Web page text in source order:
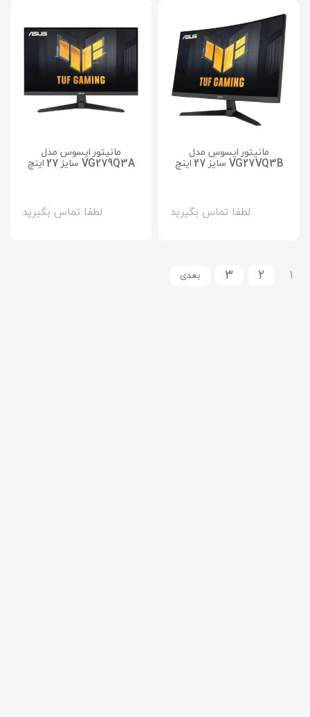
مانیتور ایسوس مدل
VG27VQ3B سایز 27 اینچ
لطفا تماس بگیرید
مانیتور ایسوس مدل
VG279Q3A سایز 27 اینچ
لطفا تماس بگیرید
1
2
3